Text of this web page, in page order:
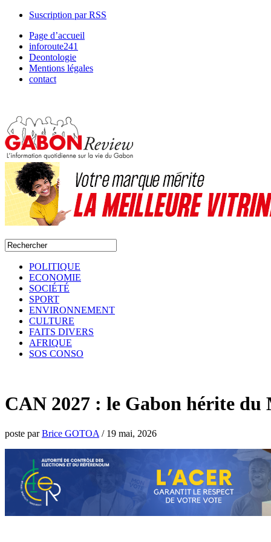
Suscription par RSS
Page d’accueil
inforoute241
Deontologie
Mentions légales
contact
POLITIQUE
ECONOMIE
SOCIÉTÉ
SPORT
ENVIRONNEMENT
CULTURE
FAITS DIVERS
AFRIQUE
SOS CONSO
CAN 2027 : le Gabon hérite du
poste parBrice GOTOA / 19 mai, 2026